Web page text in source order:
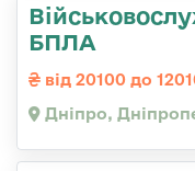
БПЛА
від 20100 до
Дніпро,